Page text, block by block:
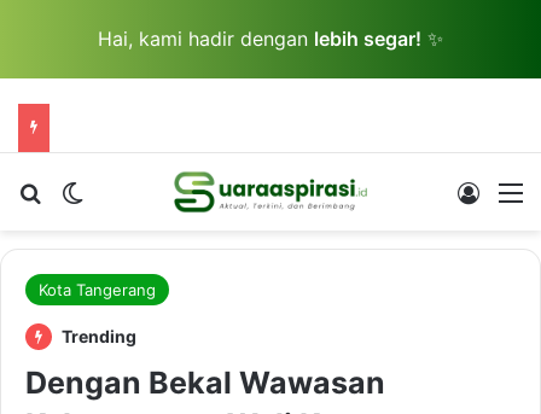
Hai, kami hadir dengan lebih segar! ✨
Cari berita...Switch skin Log In
Kota Tangerang
Trending
Dengan Bekal Wawasan